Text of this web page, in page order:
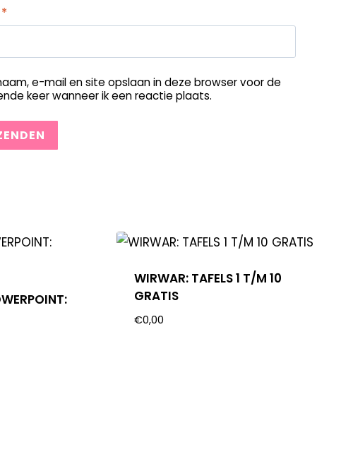
*
e-mail en site opslaan in deze browser voor de
keer wanneer ik een reactie plaats.
WIRWAR: TAFELS 1 T/M 10
GRATIS
€0,00